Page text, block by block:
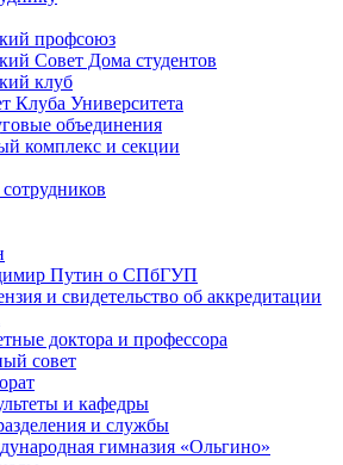
профсоюз
Совет Дома студентов
клуб
Клуба Университета
объединения
комплекс и секции
Путин о СПбГУП
и свидетельство об аккредитации
доктора и профессора
совет
и кафедры
и службы
гимназия «Ольгино»